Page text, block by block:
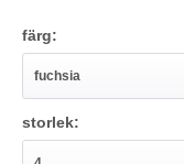
färg:
storlek: